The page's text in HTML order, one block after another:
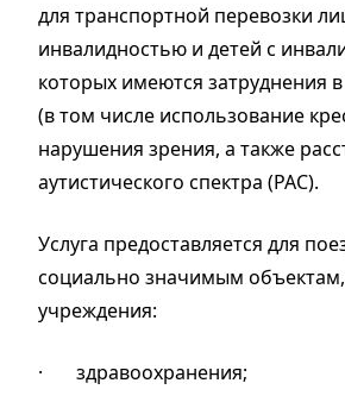
для транспортной перевозки
инвалидностью и детей с
которых имеются затруднения
(в том числе использование
нарушения зрения, а также
аутистического спектра (РАС).
Услуга предоставляется для
социально значимым
учреждения:
· здравоохранения;